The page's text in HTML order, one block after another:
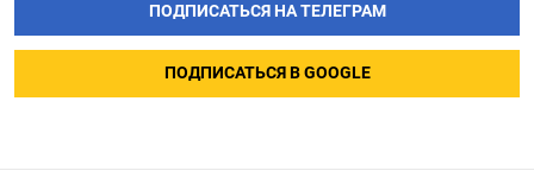
ПОДПИСАТЬСЯ НА ТЕЛЕГРАМ
ПОДПИСАТЬСЯ В GOOGLE